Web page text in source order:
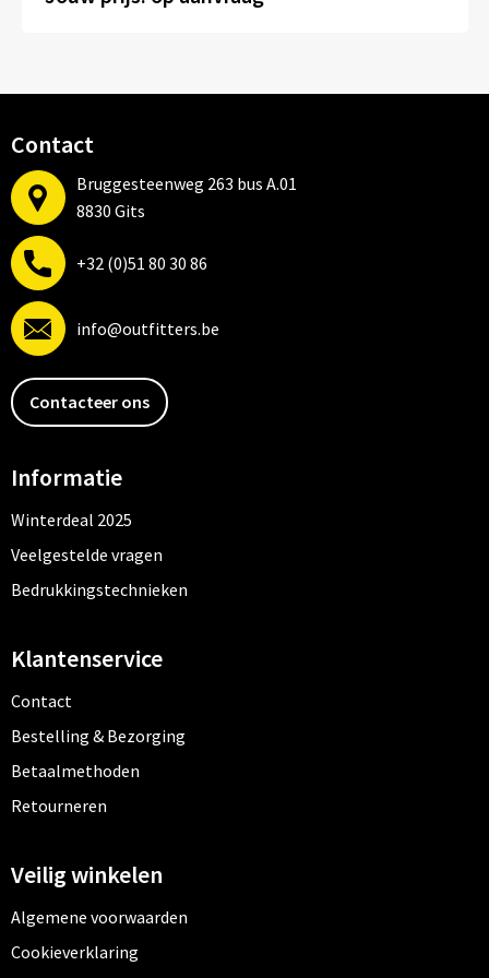
Petten, Mutsen en Accessoires
Blazers
Dekens, Fleecedekens en Kussens
Gezichtsmaskers en mondkapjes
Gilets
Ondergoed, Sokken en Nachtkleding
Vesten
Bivakmuts test
Sleutelhangers en Lanyards
Tassen
Veiligheid, Auto en Fiets
Vrije tijd en Strand
Contact
Bruggesteenweg 263 bus A.01
8830 Gits
+32 (0)51 80 30 86
info@outfitters.be
Contacteer ons
Informatie
Winterdeal 2025
Veelgestelde vragen
Bedrukkingstechnieken
Klantenservice
Contact
Bestelling & Bezorging
Betaalmethoden
Retourneren
Veilig winkelen
Algemene voorwaarden
Cookieverklaring